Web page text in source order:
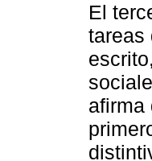
El
tareas
afirma